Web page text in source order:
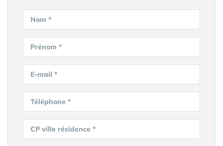
Nom *
Prénom *
E-mail *
Téléphone *
CP ville résidence *